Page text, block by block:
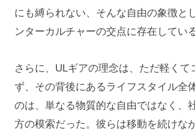
にも縛られない、そんな自由の象徴と
ンターカルチャーの交点に存在している
さらに、ULギアの理念は、ただ軽く
ず、その背後にあるライフスタイル全
のは、単なる物質的な自由ではなく、
方の模索だった。彼らは移動を続けな